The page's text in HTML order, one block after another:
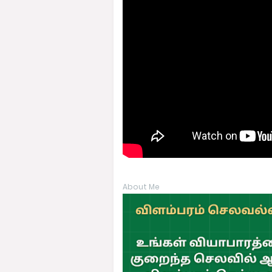
About Me